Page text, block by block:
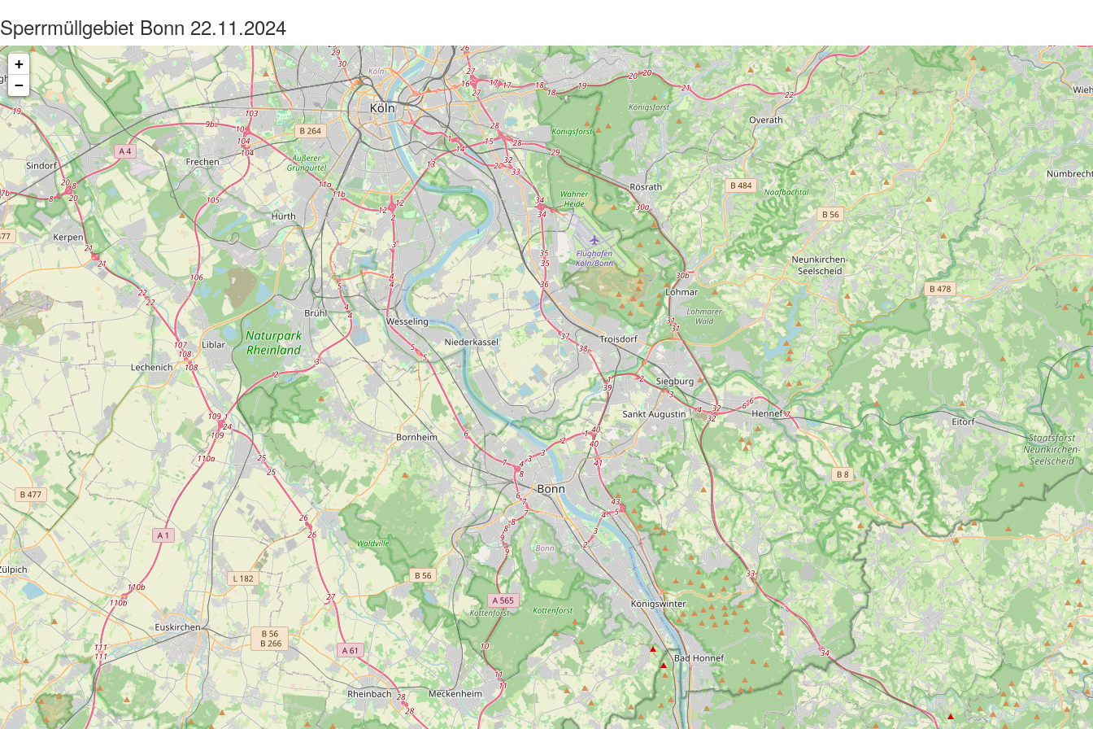
Sperrmüllgebiet Bonn 22.11.2024
+
−